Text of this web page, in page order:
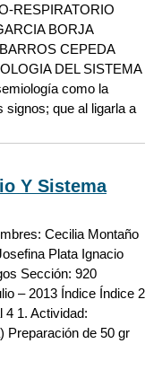
RESPIRATORIO
BORJA
CEPEDA
DEL SISTEMA
como la
signos; que al ligarla a
Y Sistema
Cecilia Montaño
Plata Ignacio
Sección: 920
– 2013 Índice Índice 2
4 1. Actividad:
Preparación de 50 gr